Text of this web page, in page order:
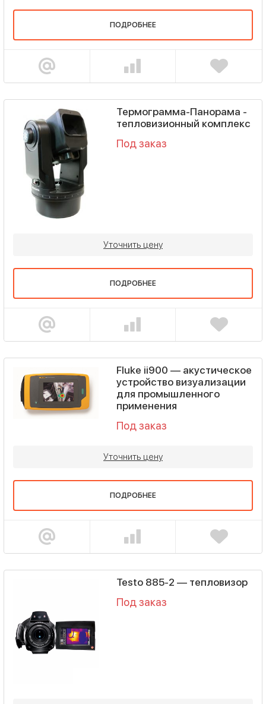
ПОДРОБНЕЕ
Термограмма-Панорама -
тепловизионный комплекс
Под заказ
Уточнить цену
ПОДРОБНЕЕ
Fluke ii900 — акустическое
устройство визуализации
для промышленного
применения
Под заказ
Уточнить цену
ПОДРОБНЕЕ
Testo 885-2 — тепловизор
Под заказ